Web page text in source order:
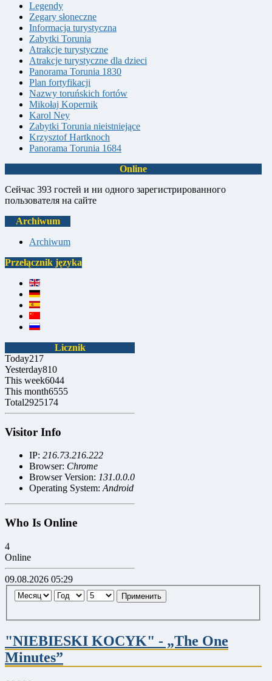
Legendy
Zegary słoneczne
Informacja turystyczna
Zabytki Torunia
Atrakcje turystyczne
Atrakcje turystyczne dla dzieci
Panorama Torunia 1830
Plan fortyfikacji
Nazwy toruńskich fortów
Mikołaj Kopernik
Karol Ney
Zabytki Torunia nieistniejące
Krzysztof Hartknoch
Panorama Torunia 1684
Online
Сейчас 393 гостей и ни одного зарегистрированного
пользователя на сайте
Archiwum
Archiwum
Przełącznik języka
Licznik
Today217
Yesterday810
This week6044
This month6555
Total2925174
Visitor Info
IP: 216.73.216.222
Browser: Chrome
Browser Version: 131.0.0.0
Operating System:Android
Who Is Online
4
Online
09.08.2026 05:29
Применить
"NIEBIESKI KOCYK" - „The One
Minutes”